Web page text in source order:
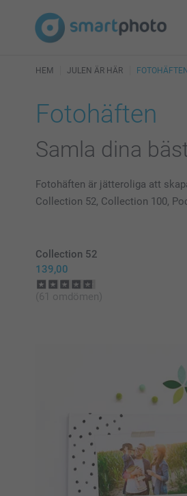
HEM JULEN ÄR HÄR FOTOHÄFTEN
Fotohäften
Samla dina
Fotohäften är jätteroliga att
Collection 52, Collection 100,
Collection 52
139,00
(61 omdömen)